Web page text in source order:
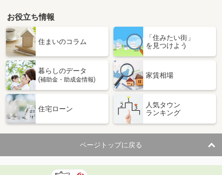
お役立ち情報
住まいのコラム
「住みたい街」
を見つけよう
暮らしのデータ
(補助金・助成金情報)
家賃相場
住宅ローン
人気タウン
ランキング
ページトップに戻る